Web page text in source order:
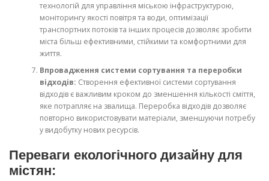
технологій для управління міською інфраструктурою,
моніторингу якості повітря та води, оптимізації
транспортних потоків та інших процесів дозволяє зробити
міста більш ефективними, стійкими та комфортними для
життя.
Впровадження системи сортування та переробки
відходів: Створення ефективної системи сортування
відходів є важливим кроком до зменшення кількості сміття,
яке потрапляє на звалища. Переробка відходів дозволяє
повторно використовувати матеріали, зменшуючи потребу
у видобутку нових ресурсів.
Переваги екологічного дизайну для
містян: